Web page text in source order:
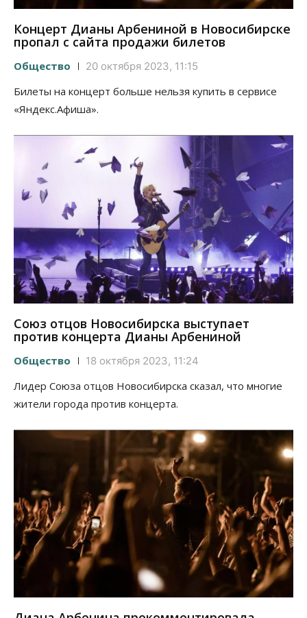
Концерт Дианы Арбениной в Новосибирске
пропал с сайта продажи билетов
Общество 20 октября 2023, 11:15
Билеты на концерт больше нельзя купить в сервисе
«Яндекс.Афиша».
Союз отцов Новосибирска выступает
против концерта Дианы Арбениной
Общество 18 октября 2023, 11:24
Лидер Союза отцов Новосибирска сказал, что многие
жители города против концерта.